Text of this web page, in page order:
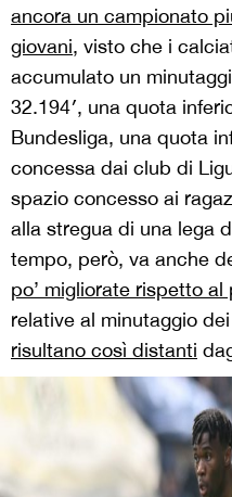
ancora un campionato
giovani, visto che i
accumulato un
32.194′, una quota
Bundesliga, una quota
concessa dai club di
spazio concesso ai
alla stregua di una lega
tempo, però, va anche
po’ migliorate rispetto al
relative al minutaggio
risultano così distanti